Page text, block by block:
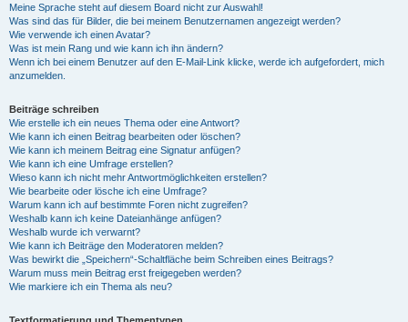
Meine Sprache steht auf diesem Board nicht zur Auswahl!
Was sind das für Bilder, die bei meinem Benutzernamen angezeigt werden?
Wie verwende ich einen Avatar?
Was ist mein Rang und wie kann ich ihn ändern?
Wenn ich bei einem Benutzer auf den E-Mail-Link klicke, werde ich aufgefordert, mich
anzumelden.
Beiträge schreiben
Wie erstelle ich ein neues Thema oder eine Antwort?
Wie kann ich einen Beitrag bearbeiten oder löschen?
Wie kann ich meinem Beitrag eine Signatur anfügen?
Wie kann ich eine Umfrage erstellen?
Wieso kann ich nicht mehr Antwortmöglichkeiten erstellen?
Wie bearbeite oder lösche ich eine Umfrage?
Warum kann ich auf bestimmte Foren nicht zugreifen?
Weshalb kann ich keine Dateianhänge anfügen?
Weshalb wurde ich verwarnt?
Wie kann ich Beiträge den Moderatoren melden?
Was bewirkt die „Speichern“-Schaltfläche beim Schreiben eines Beitrags?
Warum muss mein Beitrag erst freigegeben werden?
Wie markiere ich ein Thema als neu?